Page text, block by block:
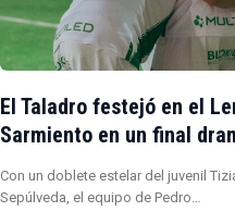
El Taladro festejó en el
Sarmiento en un final
Con un doblete estelar del juvenil
Sepúlveda, el equipo de Pedro…